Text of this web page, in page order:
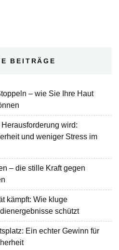
BEITRÄGE
– wie Sie Ihre Haut
wird:
und weniger Stress im
– die stille Kraft gegen
kämpft: Wie kluge
schützt
Ein echter Gewinn für